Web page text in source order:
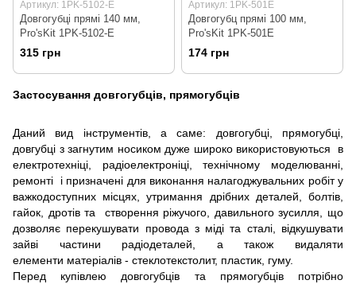
Артикул: 1PK-5102-E
Довгогубці прямі 140 мм,
Pro'sKit 1PK-5102-E
315 грн
Артикул: 1PK-501E
Довгогубц прямі 100 мм,
Pro'sKit 1PK-501E
174 грн
Застосування довгогубців, прямогубців
Даний вид інструментів, а саме: довгогубці, прямогубці,
довгубці з загнутим носиком дуже широко використовуються в
електротехніці, радіоелектроніці, технічному моделюванні,
ремонті і призначені для виконання налагоджувальних робіт у
важкодоступних місцях, утримання дрібних деталей, болтів,
гайок, дротів та створення ріжучого, давильного зусилля, що
дозволяє перекушувати провода з міді та сталі, відкушувати
зайві частини радіодеталей, а також видаляти
елементи матеріалів - стеклотекстолит, пластик, гуму.
Перед купівлею довгогубців та прямогубців потрібно